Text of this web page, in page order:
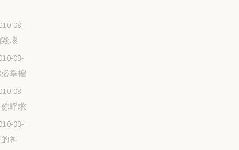
08-
壞
08-
掌權
08-
呼求
08-
神